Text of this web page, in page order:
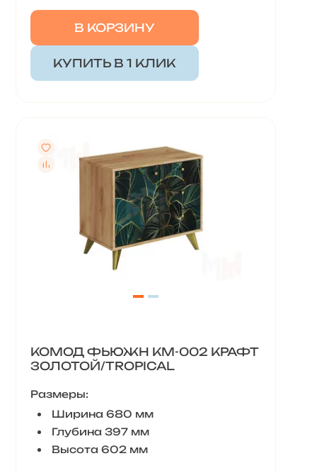
В КОРЗИНУ
КУПИТЬ В 1 КЛИК
КОМОД ФЬЮЖН КМ-002 КРАФТ
ЗОЛОТОЙ/TROPICAL
Размеры:
Ширина 680 мм
Глубина 397 мм
Высота 602 мм